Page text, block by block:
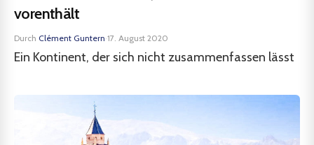
vorenthält
Durch Clément Guntern·17. August 2020
Ein Kontinent, der sich nicht zusammenfassen lässt